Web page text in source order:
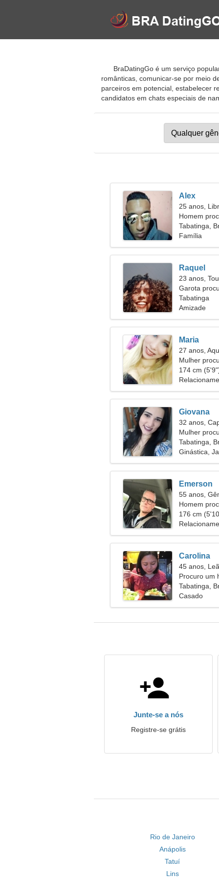
BraDatingGo é um serviço
românticas, comunicar-se por meio
parceiros em potencial, estabelecer
candidatos em chats especiais de
Alex
25 anos,
Homem
Tabatinga,
Família
Raquel
23 anos,
Garota
Tabatinga
Amizade
Maria
27 anos,
Mulher
174 cm
Giovana
32 anos,
Mulher
Tabatinga,
Ginástica,
Emerson
55 anos,
Homem
176 cm
Carolina
45 anos,
Procuro um
juntos
Tabatinga,
Casado
Junte-se a nós
Registre-se grátis
Rio de Janeiro
Anápolis
Tatuí
Lins